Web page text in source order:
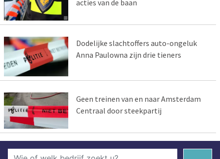
acties van de baan
Dodelijke slachtoffers auto-ongeluk
Anna Paulowna zijn drie tieners
Geen treinen van en naar Amsterdam
Centraal door steekpartij